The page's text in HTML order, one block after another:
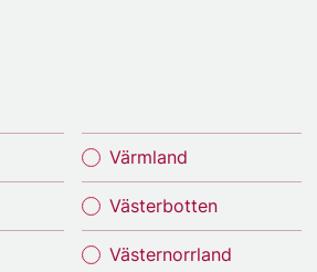
Värmland
Västerbotten
Västernorrland